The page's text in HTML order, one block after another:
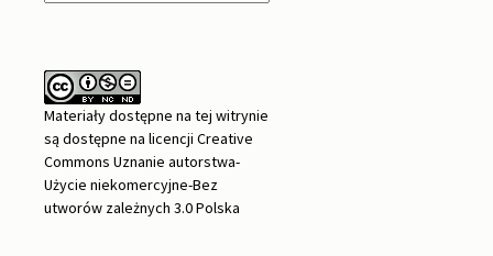
Materiały dostępne na tej witrynie
są dostępne na licencji Creative
Commons Uznanie autorstwa-
Użycie niekomercyjne-Bez
utworów zależnych 3.0 Polska